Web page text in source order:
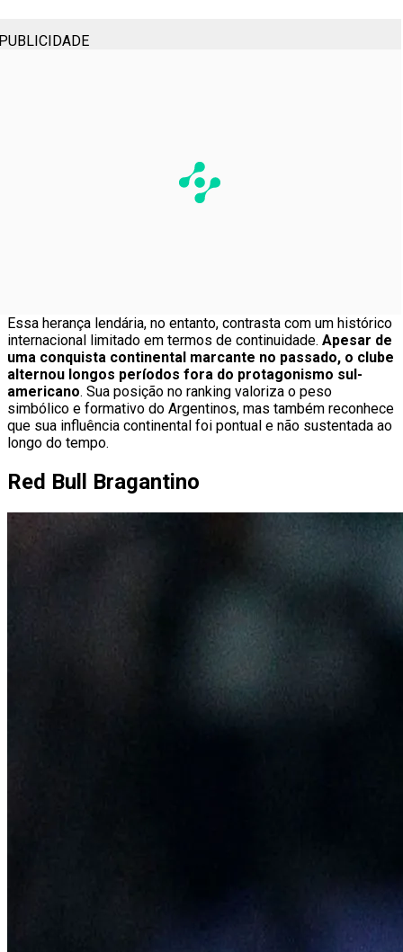
Essa herança lendária, no entanto, contrasta com um histórico
internacional limitado em termos de continuidade. Apesar de
uma conquista continental marcante no passado, o clube
alternou longos períodos fora do protagonismo sul-
americano. Sua posição no ranking valoriza o peso
simbólico e formativo do Argentinos, mas também reconhece
que sua influência continental foi pontual e não sustentada ao
longo do tempo.
Red Bull Bragantino